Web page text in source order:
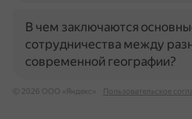
В чем заключаются
сотрудничества между
современной географии?
© 2026 ООО «Яндекс» Пользовательское